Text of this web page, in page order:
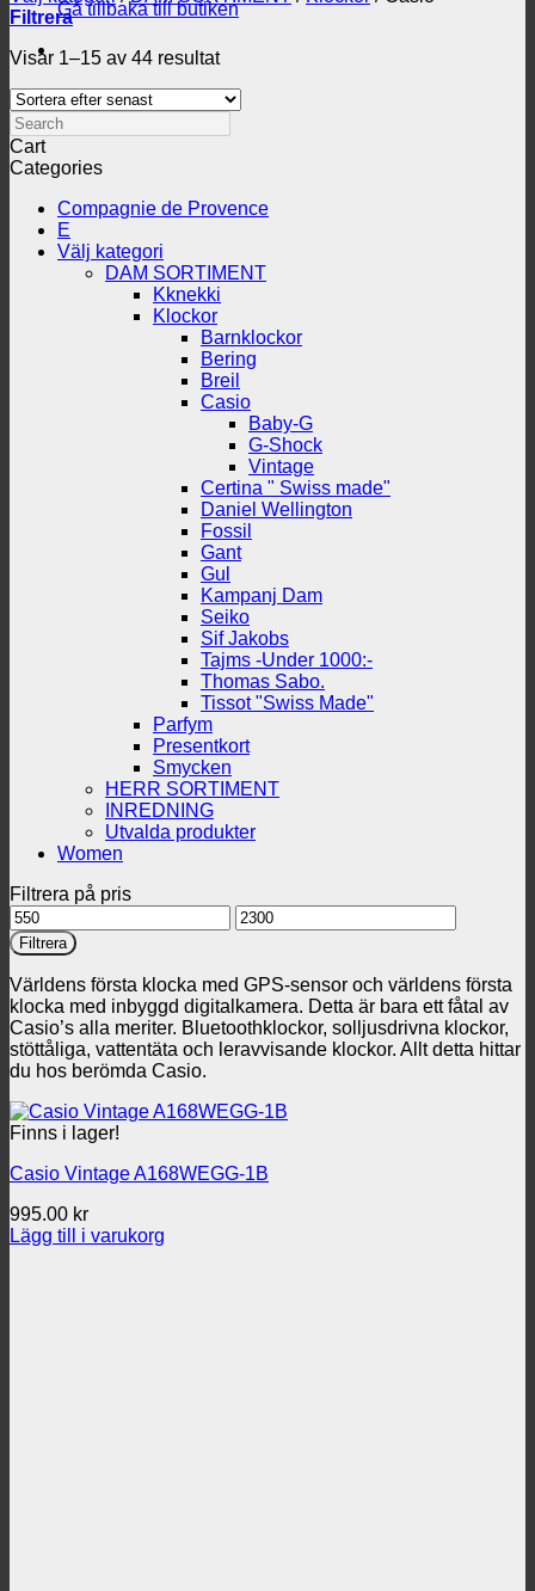
Gå tillbaka till butiken
Filtrera
Visar 1–15 av 44 resultatSortera
senaste
Search
Cart
Categories
Compagnie de Provence
E
Välj kategori
DAM SORTIMENT
Kknekki
Klockor
Barnklockor
Bering
Breil
Casio
Baby-G
G-Shock
Vintage
Certina " Swiss made"
Daniel Wellington
Fossil
Gant
Gul
Kampanj Dam
Seiko
Sif Jakobs
Tajms -Under 1000:-
Thomas Sabo.
Tissot "Swiss Made"
Parfym
Presentkort
Smycken
HERR SORTIMENT
INREDNING
Utvalda produkter
Women
Filtrera på pris
Min
pris
Max
pris
Filtrera
Världens första klocka med GPS-sensor och världens första
klocka med inbyggd digitalkamera. Detta är bara ett fåtal av
Casio’s alla meriter. Bluetoothklockor, solljusdrivna klockor,
stöttåliga, vattentäta och leravvisande klockor. Allt detta hittar
du hos berömda Casio.
Finns i lager!
Casio Vintage A168WEGG-1B
995.00 kr
Lägg till i varukorg